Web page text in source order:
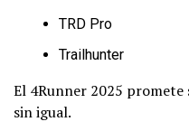
TRD Pro
Trailhunter
El 4Runner 2025
sin igual.